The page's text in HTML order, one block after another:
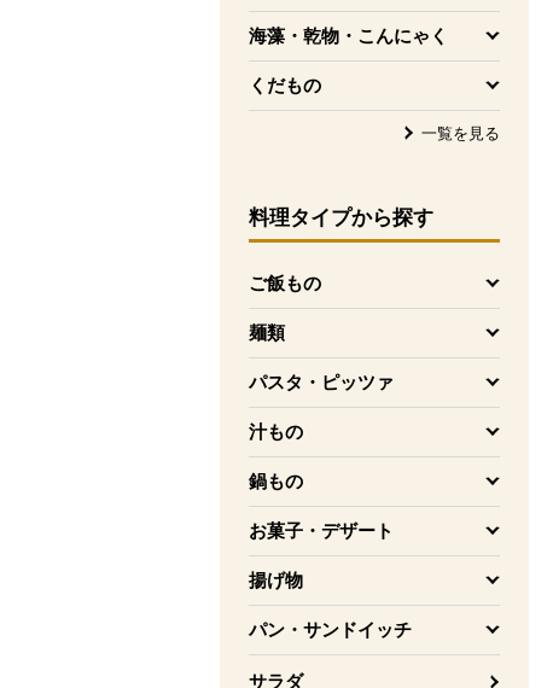
海藻・乾物・こんにゃく
を開く
くだもの
を開く
一覧を見る
料理タイプから探す
ご飯もの
を開く
麺類
を開く
パスタ・ピッツァ
を開く
汁もの
を開く
鍋もの
を開く
お菓子・デザート
を開く
揚げ物
を開く
パン・サンドイッチ
を開く
サラダ